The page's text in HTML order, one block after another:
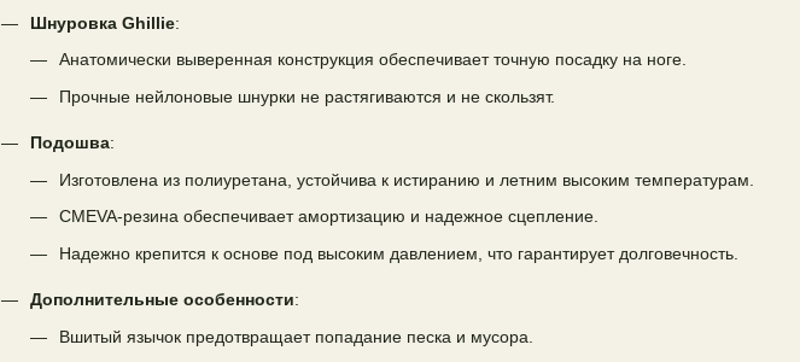
Шнуровка Ghillie:
Анатомически выверенная конструкция обеспечивает точную посадку на ноге.
Прочные нейлоновые шнурки не растягиваются и не скользят.
Подошва:
Изготовлена из полиуретана, устойчива к истиранию и летним высоким температурам.
CMEVA-резина обеспечивает амортизацию и надежное сцепление.
Надежно крепится к основе под высоким давлением, что гарантирует долговечность.
Дополнительные особенности:
Вшитый язычок предотвращает попадание песка и мусора.